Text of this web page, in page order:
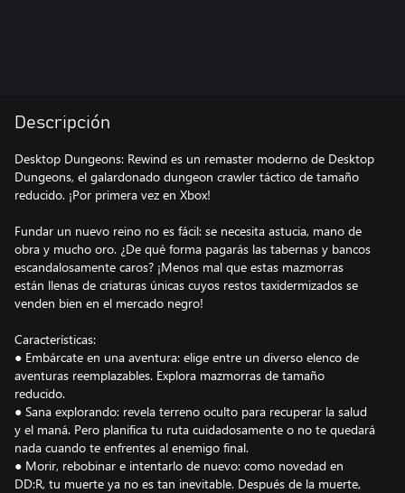
Descripción
Desktop Dungeons: Rewind es un remaster moderno de Desktop
Dungeons, el galardonado dungeon crawler táctico de tamaño
reducido. ¡Por primera vez en Xbox!
Fundar un nuevo reino no es fácil: se necesita astucia, mano de
obra y mucho oro. ¿De qué forma pagarás las tabernas y bancos
escandalosamente caros? ¡Menos mal que estas mazmorras
están llenas de criaturas únicas cuyos restos taxidermizados se
venden bien en el mercado negro!
Características:
● Embárcate en una aventura: elige entre un diverso elenco de
aventuras reemplazables. Explora mazmorras de tamaño
reducido.
● Sana explorando: revela terreno oculto para recuperar la salud
y el maná. Pero planifica tu ruta cuidadosamente o no te quedará
nada cuando te enfrentes al enemigo final.
● Morir, rebobinar e intentarlo de nuevo: como novedad en
DD:R, tu muerte ya no es tan inevitable. Después de la muerte,